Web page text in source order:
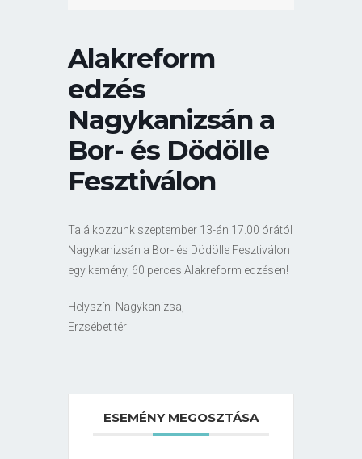
Alakreform
edzés
Nagykanizsán a
Bor- és Dödölle
Fesztiválon
Találkozzunk szeptember 13-án 17.00 órától
Nagykanizsán a Bor- és Dödölle Fesztiválon
egy kemény, 60 perces Alakreform edzésen!
Helyszín: Nagykanizsa,
Erzsébet tér
ESEMÉNY MEGOSZTÁSA